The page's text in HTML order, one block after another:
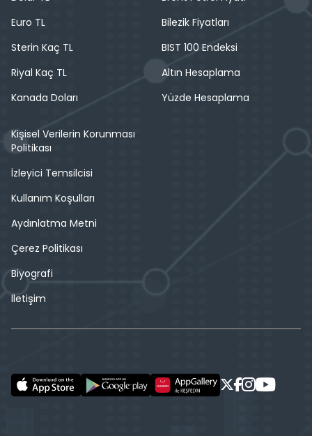
Euro TL
Sterin Kaç TL
Riyal Kaç TL
Kanada Doları
Bilezik Fiyatları
BIST 100 Endeksi
Altın Hesaplama
Yüzde Hesaplama
Kişisel Verilerin Korunması
Politikası
İzleyici Temsilcisi
Kullanım Koşulları
Aydınlatma Metni
Çerez Politikası
Biyografi
İletişim